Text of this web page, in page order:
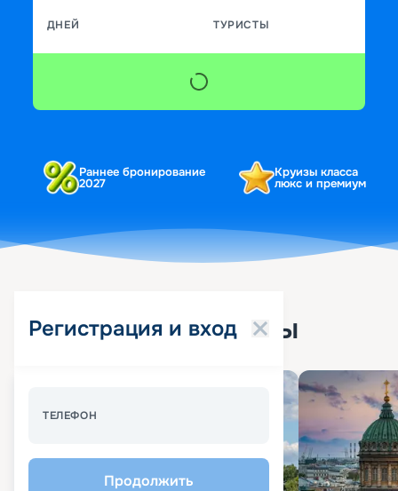
ДНЕЙ ТУРИСТЫ
Раннее бронирование
2027
Круизы класса
люкс и премиум
Регистрация и вход
ТЕЛЕФОН
Продолжить
Популярные круизы